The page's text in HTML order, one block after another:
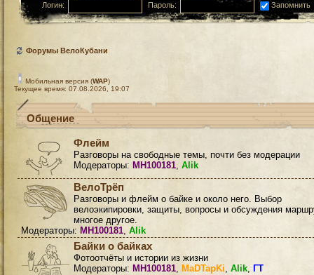
Логин: Пароль: Запомнить
Форумы ВелоКубани
Мобильная версия (WAP)
Текущее время: 07.08.2026, 19:07
Общение
Флейм
Разговоры на свободные темы, почти без модерации
Модераторы: MH100181, Alik
ВелоТрёп
Разговоры и флейм о байке и около него. Выбор
велоэкипировки, защиты, вопросы и обсуждения
многое другое.
Модераторы: MH100181, Alik
Байки о байках
Фотоотчёты и истории из жизни
Модераторы: MH100181, MaDTapKi, Alik, ГТ